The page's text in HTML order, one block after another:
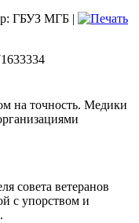
ГБУЗ МГБ |
на точность. Медики
совета ветеранов
с упорством и